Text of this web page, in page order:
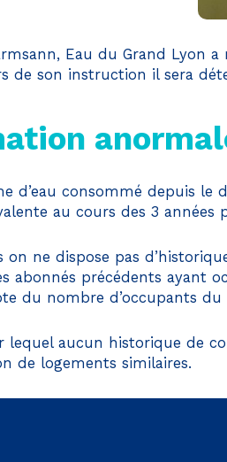
Eau du Grand
son instruction il sera
d’eau consommé depuis
au cours des 3 années
ne dispose pas
abonnés précédents ayant
du nombre d’occupants du
lequel aucun historique
de logements similaires.